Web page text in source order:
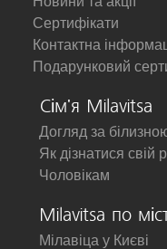
Сертифікати
Контактна
Подарунковий
Сім'я Milavitsa
Догляд за
Як дізнатися свій
Чоловікам
Milavitsa по
Мілавіца у Києві